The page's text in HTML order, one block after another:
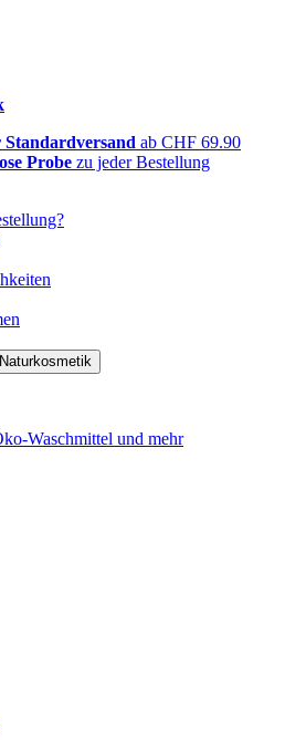
Standardversand ab CHF 69.90
Probe zu jeder Bestellung
Waschmittel und mehr